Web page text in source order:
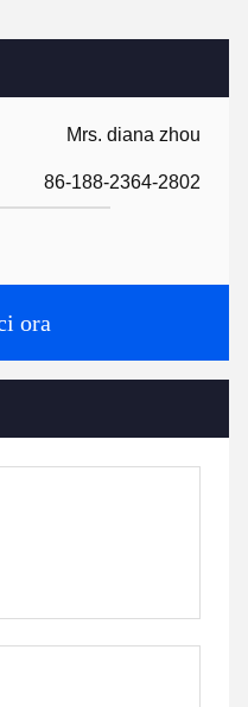
Mrs. diana zhou
86-188-2364-2802
ora